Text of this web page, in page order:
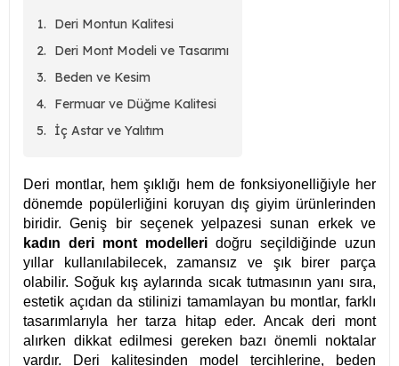
Deri Montun Kalitesi
Deri Mont Modeli ve Tasarımı
Beden ve Kesim
Fermuar ve Düğme Kalitesi
İç Astar ve Yalıtım
Deri montlar, hem şıklığı hem de fonksiyonelliğiyle her
dönemde popülerliğini koruyan dış giyim ürünlerinden
biridir. Geniş bir seçenek yelpazesi sunan erkek ve
kadın deri mont modelleri doğru seçildiğinde uzun
yıllar kullanılabilecek, zamansız ve şık birer parça
olabilir. Soğuk kış aylarında sıcak tutmasının yanı sıra,
estetik açıdan da stilinizi tamamlayan bu montlar, farklı
tasarımlarıyla her tarza hitap eder. Ancak deri mont
alırken dikkat edilmesi gereken bazı önemli noktalar
vardır. Deri kalitesinden model tercihlerine, beden